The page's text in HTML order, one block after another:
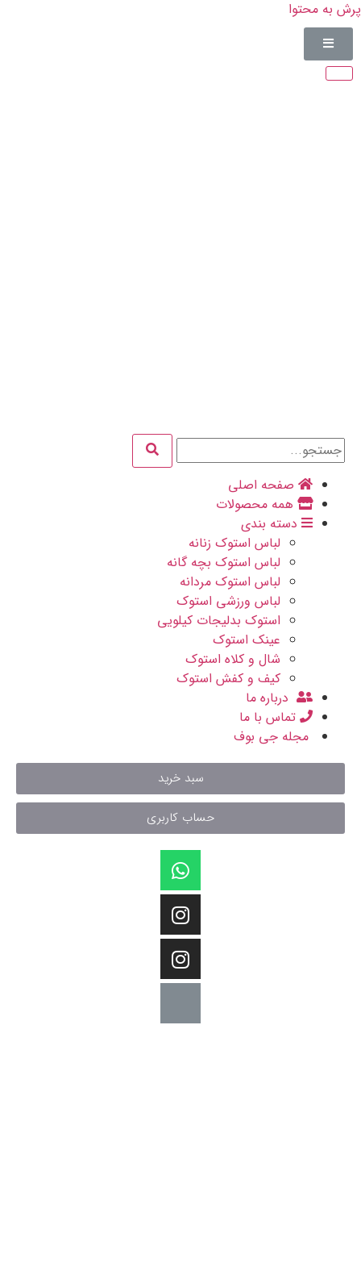
پرش به محتوا
صفحه اصلی
همه محصولات
دسته بندی
لباس استوک زنانه
لباس استوک بچه گانه
لباس استوک مردانه
لباس ورزشی استوک
استوک بدلیجات کیلویی
عینک استوک
شال و کلاه استوک
کیف و کفش استوک
درباره ما
تماس با ما
مجله جی بوف
سبد خرید
حساب کاربری